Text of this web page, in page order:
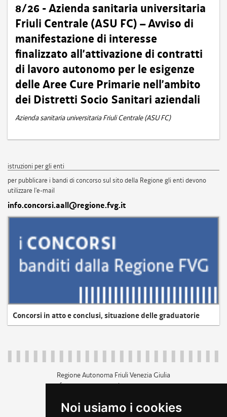
Noi usiamo i cookies
8/26 - Azienda sanitaria universitaria
Friuli Centrale (ASU FC) – Avviso di
manifestazione di interesse
finalizzato all’attivazione di contratti
di lavoro autonomo per le esigenze
delle Aree Cure Primarie nell’ambito
dei Distretti Socio Sanitari aziendali
Azienda sanitaria universitaria Friuli Centrale (ASU FC)
istruzioni per gli enti
per pubblicare i bandi di concorso sul sito della Regione gli enti devono
utilizzare l'e-mail
info.concorsi.aall@regione.fvg.it
Concorsi in atto e conclusi, situazione delle graduatorie
Regione Autonoma Friuli Venezia Giulia
c.f. 80014930327; p.iva 00526040324
+39 040 3771111